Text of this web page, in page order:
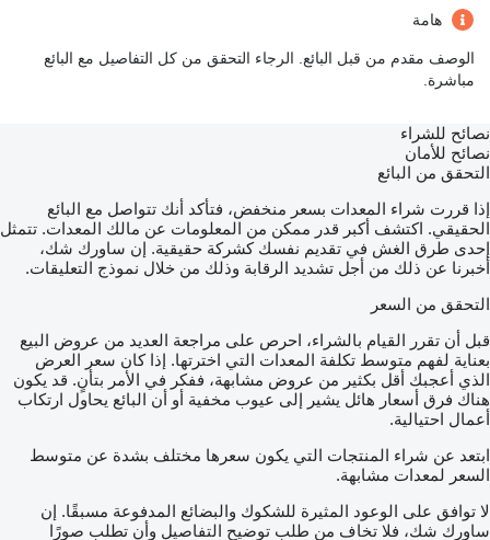
هامة
الوصف مقدم من قبل البائع. الرجاء التحقق من كل التفاصيل مع البائع
مباشرة.
نصائح للشراء
نصائح للأمان
التحقق من البائع
إذا قررت شراء المعدات بسعر منخفض، فتأكد أنك تتواصل مع البائع
الحقيقي. اكتشف أكبر قدر ممكن من المعلومات عن مالك المعدات. تتمثل
إحدى طرق الغش في تقديم نفسك كشركة حقيقية. إن ساورك شك،
أخبرنا عن ذلك من أجل تشديد الرقابة وذلك من خلال نموذج التعليقات.
التحقق من السعر
قبل أن تقرر القيام بالشراء، احرص على مراجعة العديد من عروض البيع
بعناية لفهم متوسط تكلفة المعدات التي اخترتها. إذا كان سعر العرض
الذي أعجبك أقل بكثير من عروض مشابهة، ففكر في الأمر بتأنٍ. قد يكون
هناك فرق أسعار هائل يشير إلى عيوب مخفية أو أن البائع يحاول ارتكاب
أعمال احتيالية.
ابتعد عن شراء المنتجات التي يكون سعرها مختلف بشدة عن متوسط
السعر لمعدات مشابهة.
لا توافق على الوعود المثيرة للشكوك والبضائع المدفوعة مسبقًا. إن
ساورك شك، فلا تخاف من طلب توضيح التفاصيل وأن تطلب صورًا